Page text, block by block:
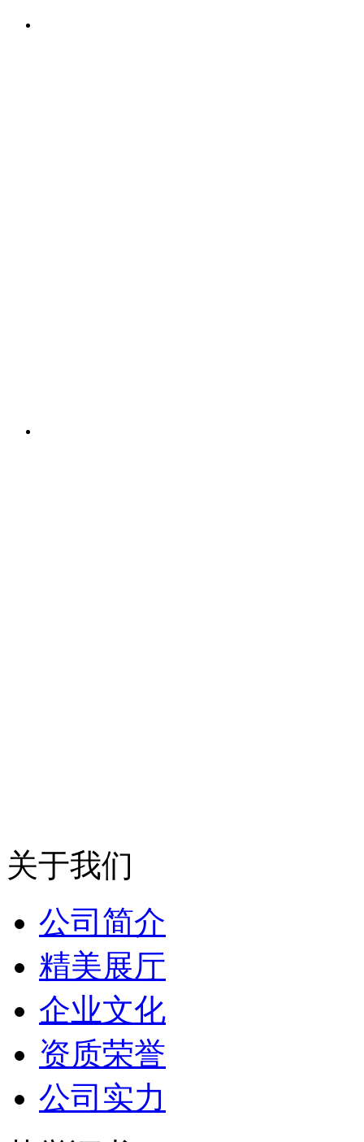
关于我们
公司简介
精美展厅
企业文化
资质荣誉
公司实力